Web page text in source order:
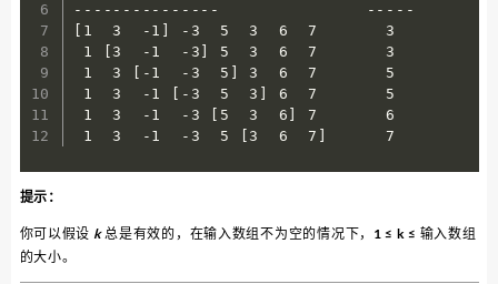
---------------               -----
[1  3  -1] -3  5  3  6  7       3
1 [3  -1  -3] 5  3  6  7       3
1  3 [-1  -3  5] 3  6  7       5
1  3  -1 [-3  5  3] 6  7       5
1  3  -1  -3 [5  3  6] 7       6
1  3  -1  -3  5 [3  6  7]      7
提示：
你可以假设 k总是有效的，在输入数组不为空的情况下，1 ≤ k ≤ 输入数组
的大小。